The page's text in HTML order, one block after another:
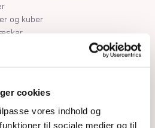
cookies
vores indhold og
til sociale medier og til
og kuber